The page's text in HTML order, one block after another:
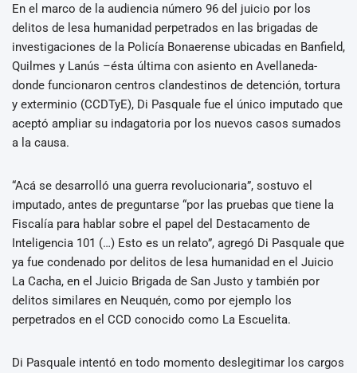
En el marco de la audiencia número 96 del juicio por los
delitos de lesa humanidad perpetrados en las brigadas de
investigaciones de la Policía Bonaerense ubicadas en Banfield,
Quilmes y Lanús –ésta última con asiento en Avellaneda-
donde funcionaron centros clandestinos de detención, tortura
y exterminio (CCDTyE), Di Pasquale fue el único imputado que
aceptó ampliar su indagatoria por los nuevos casos sumados
a la causa.
“Acá se desarrolló una guerra revolucionaria”, sostuvo el
imputado, antes de preguntarse “por las pruebas que tiene la
Fiscalía para hablar sobre el papel del Destacamento de
Inteligencia 101 (…) Esto es un relato”, agregó Di Pasquale que
ya fue condenado por delitos de lesa humanidad en el Juicio
La Cacha, en el Juicio Brigada de San Justo y también por
delitos similares en Neuquén, como por ejemplo los
perpetrados en el CCD conocido como La Escuelita.
Di Pasquale intentó en todo momento deslegitimar los cargos